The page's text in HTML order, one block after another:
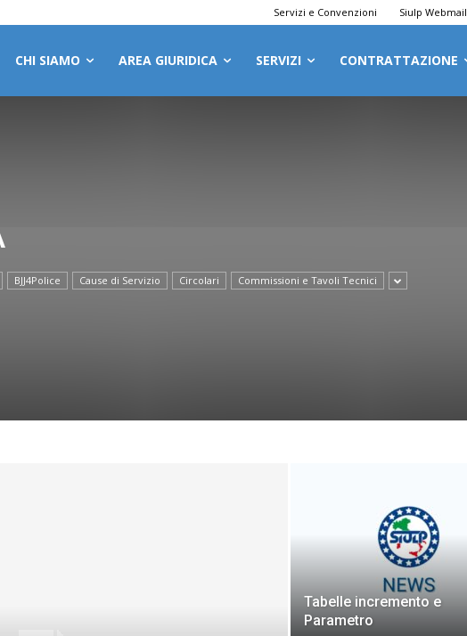
Servizi e Convenzioni Siulp Webmail
CHI SIAMO AREA GIURIDICA SERVIZI CONTRATTAZIONE
BJJ4Police Cause di Servizio Circolari Commissioni e Tavoli Tecnici
Tabelle incremento e
Parametro